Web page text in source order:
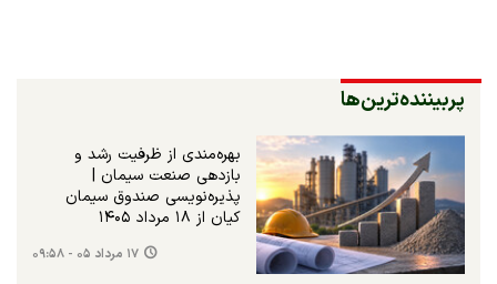
پربیننده‌ترین‌ها
بهره‌مندی از ظرفیت رشد و
بازدهی صنعت سیمان |
پذیره‌نویسی صندوق سیمان
کیان از ۱۸ مرداد ۱۴۰۵
۱۷ مرداد ۰۵ - ۰۹:۵۸